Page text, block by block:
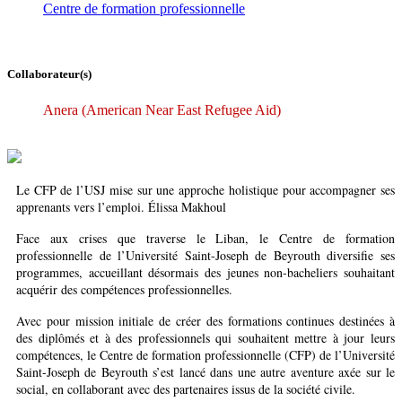
Centre de formation professionnelle
Collaborateur(s)
Anera (American Near East Refugee Aid)
Le CFP de l’USJ mise sur une approche holistique pour accompagner ses
apprenants vers l’emploi. Élissa Makhoul
Face aux crises que traverse le Liban, le Centre de formation
professionnelle de l’Université Saint-Joseph de Beyrouth diversifie ses
programmes, accueillant désormais des jeunes non-bacheliers souhaitant
acquérir des compétences professionnelles.
Avec pour mission initiale de créer des formations continues destinées à
des diplômés et à des professionnels qui souhaitent mettre à jour leurs
compétences, le Centre de formation professionnelle (CFP) de l’Université
Saint-Joseph de Beyrouth s’est lancé dans une autre aventure axée sur le
social, en collaborant avec des partenaires issus de la société civile.